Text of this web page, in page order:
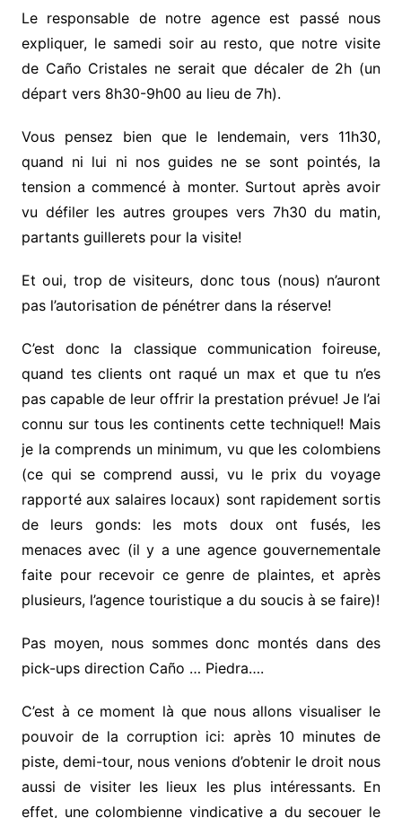
Le responsable de notre agence est passé nous
expliquer, le samedi soir au resto, que notre visite
de Caño Cristales ne serait que décaler de 2h (un
départ vers 8h30-9h00 au lieu de 7h).
Vous pensez bien que le lendemain, vers 11h30,
quand ni lui ni nos guides ne se sont pointés, la
tension a commencé à monter. Surtout après avoir
vu défiler les autres groupes vers 7h30 du matin,
partants guillerets pour la visite!
Et oui, trop de visiteurs, donc tous (nous) n’auront
pas l’autorisation de pénétrer dans la réserve!
C’est donc la classique communication foireuse,
quand tes clients ont raqué un max et que tu n’es
pas capable de leur offrir la prestation prévue! Je l’ai
connu sur tous les continents cette technique!! Mais
je la comprends un minimum, vu que les colombiens
(ce qui se comprend aussi, vu le prix du voyage
rapporté aux salaires locaux) sont rapidement sortis
de leurs gonds: les mots doux ont fusés, les
menaces avec (il y a une agence gouvernementale
faite pour recevoir ce genre de plaintes, et après
plusieurs, l’agence touristique a du soucis à se faire)!
Pas moyen, nous sommes donc montés dans des
pick-ups direction Caño … Piedra….
C’est à ce moment là que nous allons visualiser le
pouvoir de la corruption ici: après 10 minutes de
piste, demi-tour, nous venions d’obtenir le droit nous
aussi de visiter les lieux les plus intéressants. En
effet, une colombienne vindicative a du secouer le